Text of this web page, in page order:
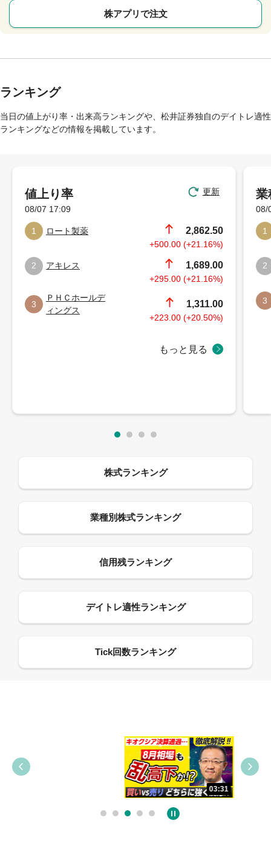
株アプリで注文
ランキング
当日の値上がり率・出来高ランキングや、松井証券独自のデイトレ適性
ランキングなどの情報を掲載しています。
03:31